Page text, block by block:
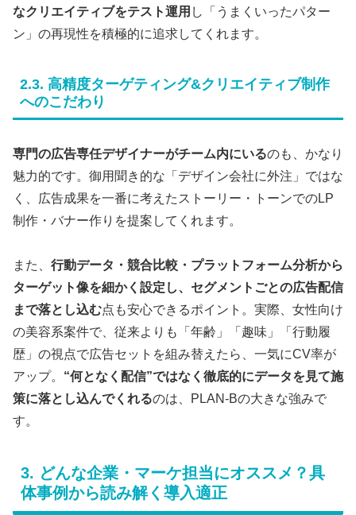
なクリエイティブをテスト運用 し「うまくいったパター
ン」の再現性を積極的に追求してくれます。
2.3. 高精度ターゲティング&クリエイティブ制作
へのこだわり
専門の広告専任デザイナーがチーム内にいるのも、かなり
魅力的です。御用聞き的な「デザイン会社に外注」ではな
く、広告成果を一番に考えたストーリー・トーンでのLP
制作・バナー作りを提案してくれます。
また、 行動データ・競合比較・プラットフォーム分析から
ターゲット像を細かく設定し、セグメントごとの広告配信
まで落とし込む点も安心できるポイント。実際、女性向け
の美容系案件で、従来よりも「年齢」「趣味」「行動履
歴」の視点で広告セットを組み替えたら、一気にCV率が
アップ。 “何となく配信”ではなく徹底的にデータを見て施
策に落とし込んでくれるのは、PLAN-Bの大きな強みで
す。
3. どんな企業・マーケ担当にオススメ？具
体事例から読み解く導入適正